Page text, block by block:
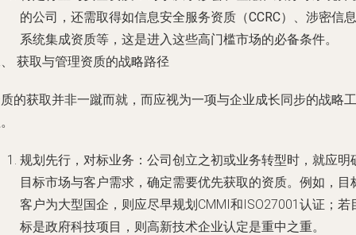
的公司，还需取得如信息安全服务资质（CCRC） 、 涉密信息
系统集成资质等，这是进入这些高门槛市场的必备条件。
获取与管理资质的战略路径
的获取并非一蹴而就，而应视为一项与企业成长同步的战略工
规划先行，对标业务 ：公司创立之初或业务转型时，就应明
目标市场与客户需求，确定需要优先获取的资质。例如，目
客户为大型国企，则应尽早规划CMMI和ISO27001认证；若
标是政府科技项目，则高新技术企业认定是重中之重。